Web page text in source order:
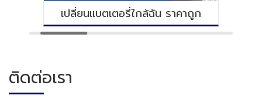
ตเตอรี่ใกล้ฉัน ราคาถูก เปลี่ยนแบตเตอรี่
ติดต่อเรา